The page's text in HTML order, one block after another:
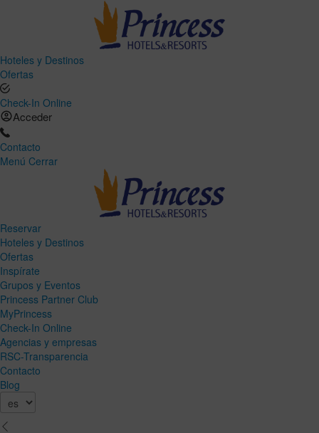
Hoteles y Destinos
Ofertas
Check-In Online
Acceder
Contacto
Menú Cerrar
Reservar
Hoteles y Destinos
Ofertas
Inspírate
Grupos y Eventos
Princess Partner Club
MyPrincess
Check-In Online
Agencias y empresas
RSC-Transparencia
Contacto
Blog